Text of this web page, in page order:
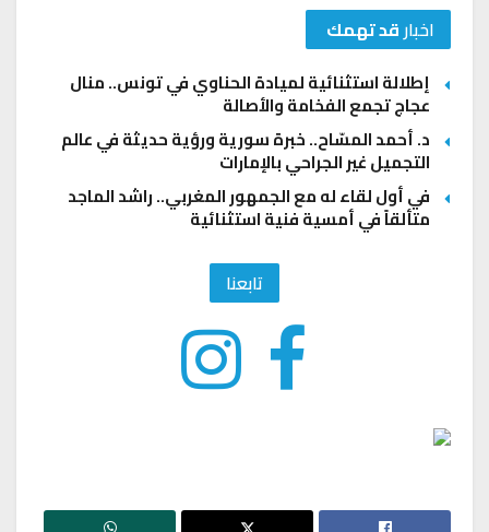
اخبارقد تهمك
إطلالة استثنائية لميادة الحناوي في تونس.. منال
عجاج تجمع الفخامة والأصالة
د. أحمد المسّاح.. خبرة سورية ورؤية حديثة في عالم
التجميل غير الجراحي بالإمارات
في أول لقاء له مع الجمهور المغربي.. راشد الماجد
متألقاً في أمسية فنية استثنائية
تابعنا